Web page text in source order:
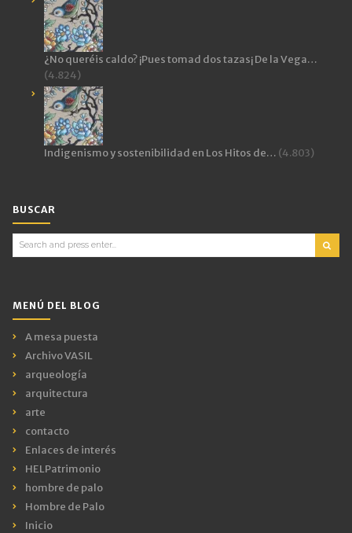
¿No queréis caldo? ¡Pues tomad dos tazas¡ De la Vega…
(4.824)
Indigenismo y sostenibilidad en Los Hitos de… (4.803)
BUSCAR
Search
for:
MENÚ DEL BLOG
A mesa puesta
Archivo VASIL
arqueología
arquitectura
arte
contacto
Enlaces de interés
HELPatrimonio
hombre de palo
Hombre de Palo
Inicio